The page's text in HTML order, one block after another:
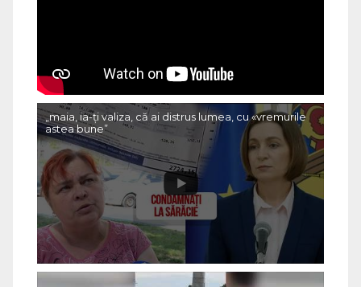
„maia, ia-ți valiza, că ai distrus lumea, cu «vremurile
astea bune”